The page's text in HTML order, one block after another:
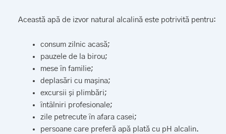
Această apă de izvor natural alcalină este potrivită pentru:
consum zilnic acasă;
pauzele de la birou;
mese în familie;
deplasări cu mașina;
excursii și plimbări;
întâlniri profesionale;
zile petrecute în afara casei;
persoane care preferă apă plată cu pH alcalin.